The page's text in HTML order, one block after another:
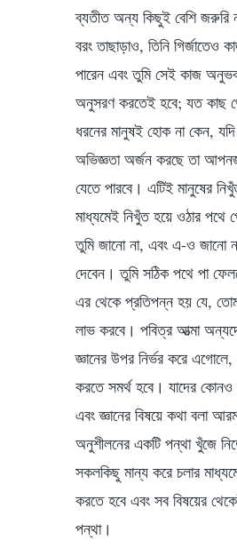
ব্যতীত অন্য কিছুই বেশি জরুরি
বরং তাছাড়াও, তিনি
পারেন এবং তুমি সেই কাজ
অনুসরণ করতেই হবে; যত কাছ
ধরনের মানুষই হোক না কেন,
অভিজ্ঞতা অর্জন করছে তা
যেতে পারবে। এটিই মানুষের
মাধ্যমেই নিখুঁত হয়ে ওঠার
তুমি জানো না, এবং এ-ও জানো
দেবেন। তুমি সঠিক পথে পা
এর থেকে প্রতিপন্ন হয় যে,
লাভ করবে। পবিত্র আত্মা
জ্ঞানের উপর নির্ভর করে
করতে সমর্থ হবে। যাদের কোনও
এবং জ্ঞানের বিষয়ে কথা বলা
অনুশীলনের একটি পন্থা খুঁজে
সকলকিছু মান্য করে চলার
করতে হবে এবং সব বিষয়ের
পন্থা।